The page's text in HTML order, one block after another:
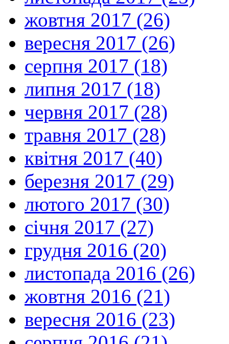
жовтня 2017 (26)
вересня 2017 (26)
серпня 2017 (18)
липня 2017 (18)
червня 2017 (28)
травня 2017 (28)
квітня 2017 (40)
березня 2017 (29)
лютого 2017 (30)
січня 2017 (27)
грудня 2016 (20)
листопада 2016 (26)
жовтня 2016 (21)
вересня 2016 (23)